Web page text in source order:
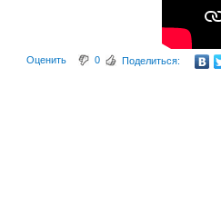
Оценить 0 Поделиться: